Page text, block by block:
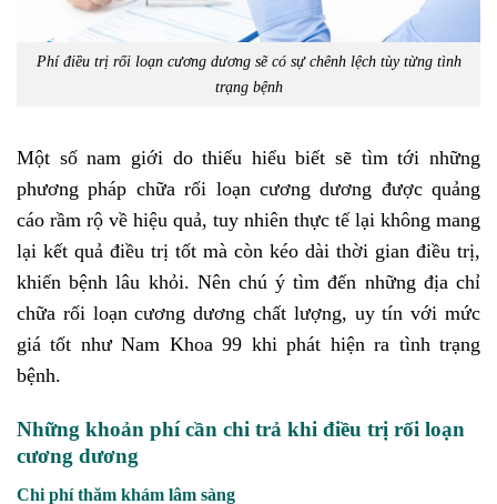
Phí điều trị rối loạn cương dương sẽ có sự chênh lệch tùy từng tình
trạng bệnh
Một số nam giới do thiếu hiểu biết sẽ tìm tới những
phương pháp chữa rối loạn cương dương được quảng
cáo rầm rộ về hiệu quả, tuy nhiên thực tế lại không mang
lại kết quả điều trị tốt mà còn kéo dài thời gian điều trị,
khiến bệnh lâu khỏi. Nên chú ý tìm đến những địa chỉ
chữa rối loạn cương dương chất lượng, uy tín với mức
giá tốt như Nam Khoa 99 khi phát hiện ra tình trạng
bệnh.
Những khoản phí cần chi trả khi điều trị rối loạn
cương dương
Chi phí thăm khám lâm sàng